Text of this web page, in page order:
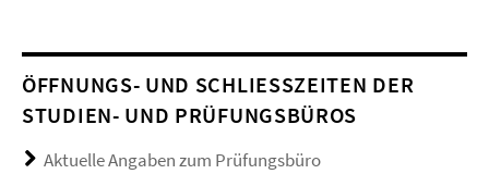
ÖFFNUNGS- UND SCHLIESSZEITEN DER S
TUDIEN- UND PRÜFUNGSBÜROS
Aktuelle Angaben zum Prüfungsbüro